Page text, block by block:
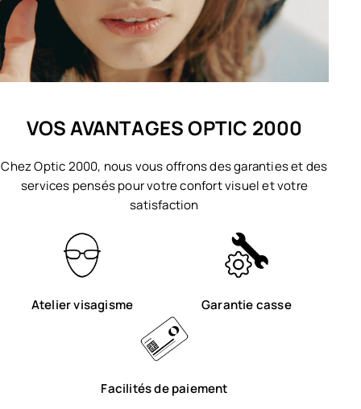
VOS AVANTAGES OPTIC 2000
Chez Optic 2000, nous vous offrons des garanties et des
services pensés pour votre confort visuel et votre
satisfaction
Atelier visagisme Garantie casse
Facilités de paiement